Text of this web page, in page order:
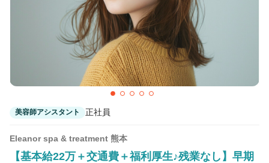
講師・インストラクター 営業・販売スタッフ・その他
正社員 契約社員・パート
詳細条件
美容師アシスタント 正社員
Eleanor spa & treatment 熊本
【基本給22万＋交通費＋福利厚生♪残業なし】早期